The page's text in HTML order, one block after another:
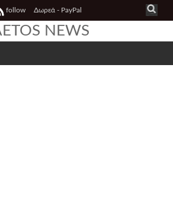
follow Δωρεά - PayPal
NEWS